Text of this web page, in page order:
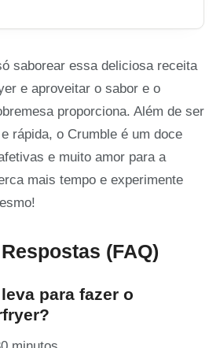
saborear essa deliciosa receita
e aproveitar o sabor e o
proporciona. Além de ser
rápida, o Crumble é um doce
e muito amor para a
mais tempo e experimente
(FAQ)
para fazer o